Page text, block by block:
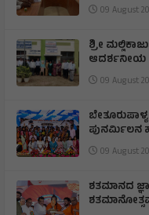
09 August
ಶ್ರೀ
ಆದರ್ಶನೀಯ
09 August
ಪುನರ್ಮಿಲನ
09 August
ಶತಮಾನದ